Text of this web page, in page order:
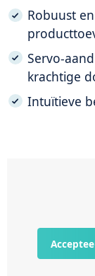
Robuust
Servo-
krachtige
Intuïtieve